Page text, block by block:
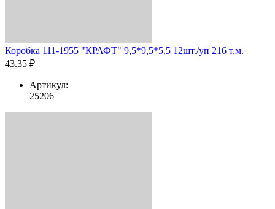
Коробка 111-1955 "КРАФТ" 9,5*9,5*5,5 12шт./уп 216 т.м.
43.35 ₽
Артикул:
25206